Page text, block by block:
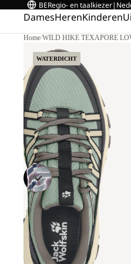
BERegio- en taalkiezer|
DamesHerenKinderen
Home/WILD HIKE TEXAPORE
WATERDICHT